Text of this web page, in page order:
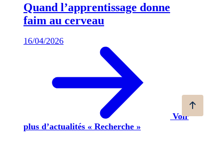
Quand l’apprentissage donne
faim au cerveau
16/04/2026
Voir
plus d’actualités « Recherche »